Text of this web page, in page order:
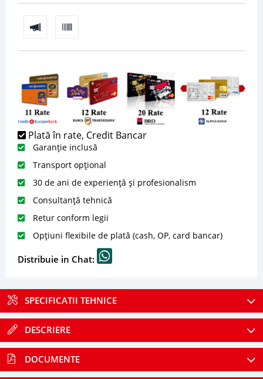
Plată în rate, Credit Bancar
Garanție inclusă
Transport opțional
30 de ani de experiență și profesionalism
Consultanță tehnică
Retur conform legii
Opțiuni flexibile de plată (cash, OP, card bancar)
Distribuie in Chat:
SPECIFICATII TEHNICE
DESCRIERE
DOCUMENTE